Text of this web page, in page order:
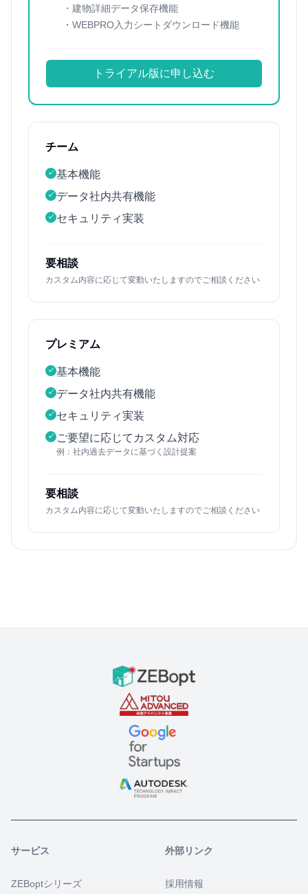
・建物詳細データ保存機能
・WEBPRO入力シートダウンロード機能
トライアル版に申し込む
チーム
✓ 基本機能
✓ データ社内共有機能
✓ セキュリティ実装
要相談
カスタム内容に応じて変動いたしますのでご相談ください
プレミアム
✓ 基本機能
✓ データ社内共有機能
✓ セキュリティ実装
✓ ご要望に応じてカスタム対応
例：社内過去データに基づく設計提案
要相談
カスタム内容に応じて変動いたしますのでご相談ください
サービス
ZEBoptシリーズ
外部リンク
採用情報